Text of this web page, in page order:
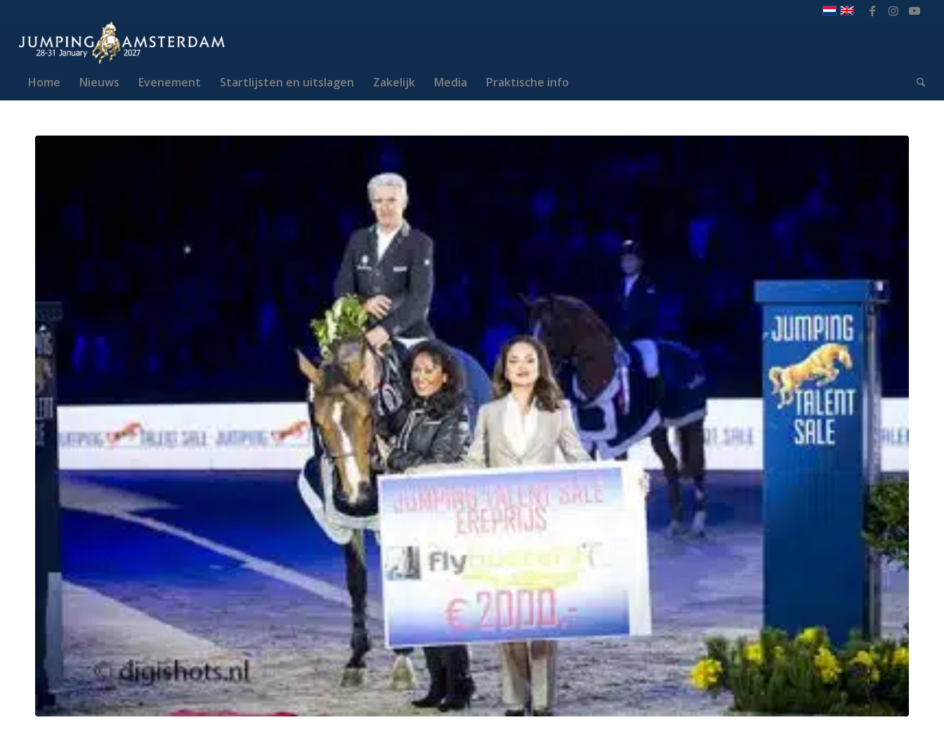
Home Nieuws Evenement Startlijsten en uitslagen Zakelijk Media Praktische info